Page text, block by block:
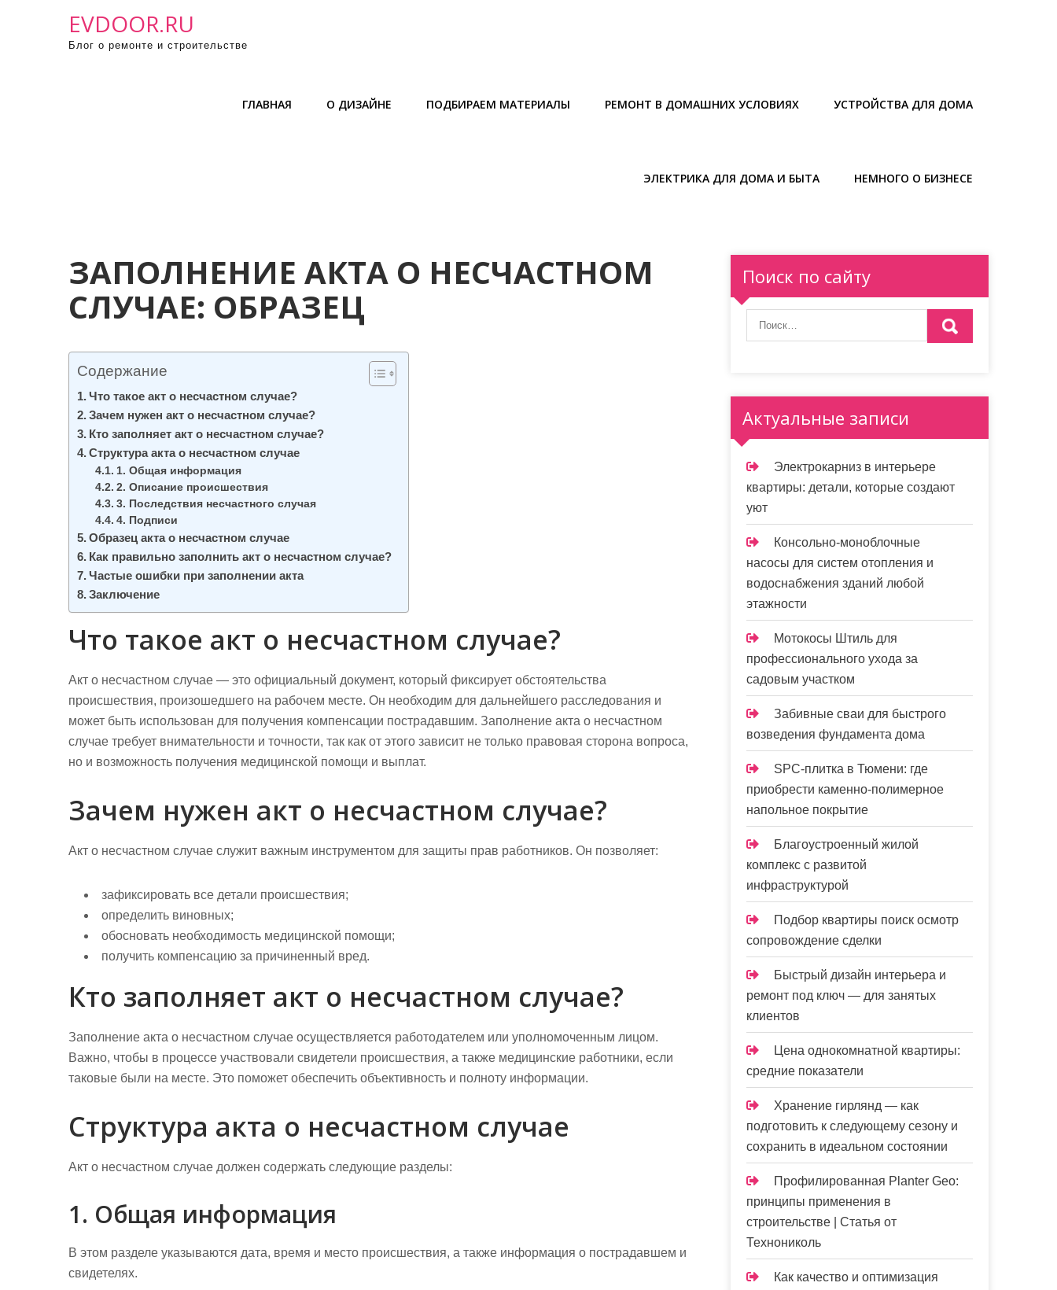
EVDOOR.RU
Блог о ремонте и строительстве
ГЛАВНАЯ О ДИЗАЙНЕ ПОДБИРАЕМ МАТЕРИАЛЫ РЕМОНТ В ДОМАШНИХ УСЛОВИЯХ УСТРОЙСТВА ДЛЯ ДОМА
ЭЛЕКТРИКА ДЛЯ ДОМА И БЫТА НЕМНОГО О БИЗНЕСЕ
ЗАПОЛНЕНИЕ АКТА О НЕСЧАСТНОМ
СЛУЧАЕ: ОБРАЗЕЦ
Содержание
Что такое акт о несчастном случае?
Зачем нужен акт о несчастном случае?
Кто заполняет акт о несчастном случае?
Структура акта о несчастном случае
1. Общая информация
2. Описание происшествия
3. Последствия несчастного случая
4. Подписи
Образец акта о несчастном случае
Как правильно заполнить акт о несчастном случае?
Частые ошибки при заполнении акта
Заключение
Что такое акт о несчастном случае?
Акт о несчастном случае — это официальный документ, который фиксирует обстоятельства
происшествия, произошедшего на рабочем месте. Он необходим для дальнейшего расследования и
может быть использован для получения компенсации пострадавшим. Заполнение акта о несчастном
случае требует внимательности и точности, так как от этого зависит не только правовая сторона вопроса,
но и возможность получения медицинской помощи и выплат.
Зачем нужен акт о несчастном случае?
Акт о несчастном случае служит важным инструментом для защиты прав работников. Он позволяет:
зафиксировать все детали происшествия;
определить виновных;
обосновать необходимость медицинской помощи;
получить компенсацию за причиненный вред.
Кто заполняет акт о несчастном случае?
Заполнение акта о несчастном случае осуществляется работодателем или уполномоченным лицом.
Важно, чтобы в процессе участвовали свидетели происшествия, а также медицинские работники, если
таковые были на месте. Это поможет обеспечить объективность и полноту информации.
Структура акта о несчастном случае
Акт о несчастном случае должен содержать следующие разделы:
1. Общая информация
В этом разделе указываются дата, время и место происшествия, а также информация о пострадавшем и
свидетелях.
Поиск по сайту
Актуальные записи
Электрокарниз в интерьере
квартиры: детали, которые создают
уют
Консольно-моноблочные
насосы для систем отопления и
водоснабжения зданий любой
этажности
Мотокосы Штиль для
профессионального ухода за
садовым участком
Забивные сваи для быстрого
возведения фундамента дома
SPC-плитка в Тюмени: где
приобрести каменно-полимерное
напольное покрытие
Благоустроенный жилой
комплекс с развитой
инфраструктурой
Подбор квартиры поиск осмотр
сопровождение сделки
Быстрый дизайн интерьера и
ремонт под ключ — для занятых
клиентов
Цена однокомнатной квартиры:
средние показатели
Хранение гирлянд — как
подготовить к следующему сезону и
сохранить в идеальном состоянии
Профилированная Planter Geo:
принципы применения в
строительстве | Статья от
Технониколь
Как качество и оптимизация